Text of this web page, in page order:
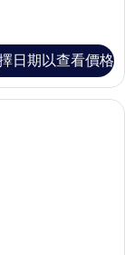
日期以查看價格
寢具、書桌、遮光布/窗